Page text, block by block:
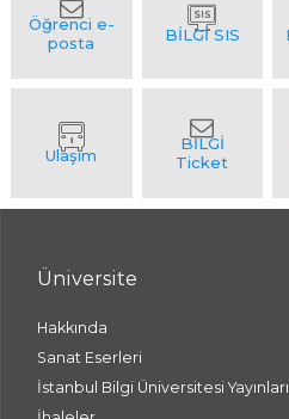
Üniversite
Hakkında
Sanat Eserleri
İstanbul Bilgi Üniversitesi Yayınları